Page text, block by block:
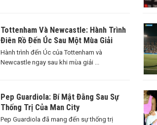
Tottenham Và Newcastle: Hành Trình
Điên Rồ Đến Úc Sau Một Mùa Giải
Căng Thẳng
Hành trình đến Úc của Tottenham và
Newcastle ngay sau khi mùa giải ...
Pep Guardiola: Bí Mật Đằng Sau Sự
Thống Trị Của Man City
Pep Guardiola đã mang đến sự thống trị